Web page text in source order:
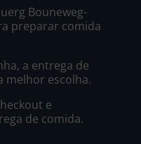
Bouneweg-
preparar comida
a entrega de
melhor escolha.
e
de comida.